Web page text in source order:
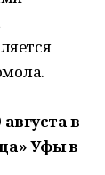
в
Уфы в